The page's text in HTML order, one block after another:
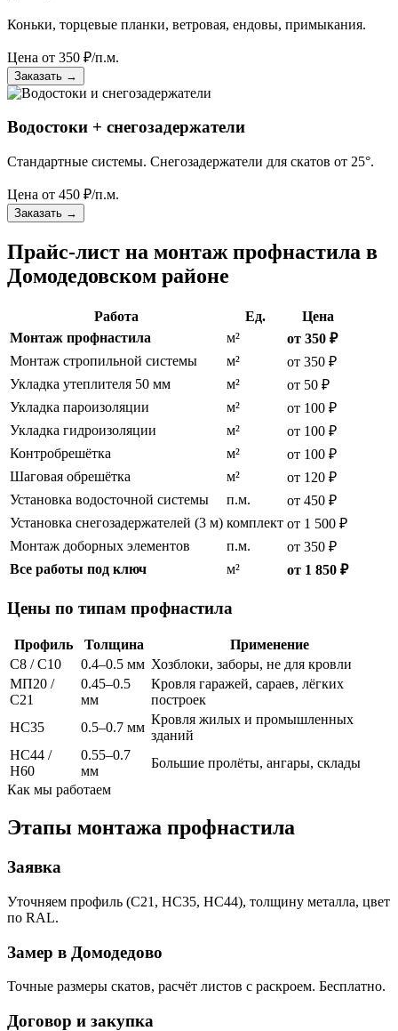
Коньки, торцевые планки, ветровая, ендовы, примыкания.
Цена от 350 ₽/п.м.
Заказать →
Водостоки + снегозадержатели
Стандартные системы. Снегозадержатели для скатов от 25°.
Цена от 450 ₽/п.м.
Заказать →
Прайс-лист на монтаж профнастила в
Домодедовском районе
Работа Ед.
Цена
Монтаж профнастила
м²
от 350 ₽
Монтаж стропильной системы
м²
от 350 ₽
Укладка утеплителя 50 мм
м²
от 50 ₽
Укладка пароизоляции
м²
от 100 ₽
Укладка гидроизоляции
м²
от 100 ₽
Контробрешётка
м²
от 100 ₽
Шаговая обрешётка
м²
от 120 ₽
Установка водосточной системы
п.м.
от 450 ₽
Установка снегозадержателей (3 м) комплект от 1 500 ₽
Монтаж доборных элементов
п.м.
от 350 ₽
Все работы под ключ
м² от 1 850 ₽
Цены по типам профнастила
Профиль Толщина
Применение
С8 / С10
0.4–0.5 мм Хозблоки, заборы, не для кровли
МП20 /
С21
0.45–0.5
мм
Кровля гаражей, сараев, лёгких
построек
НС35
0.5–0.7 мм
Кровля жилых и промышленных
зданий
НС44 /
Н60
0.55–0.7
мм
Большие пролёты, ангары, склады
Как мы работаем
Этапы монтажа профнастила
Заявка
Уточняем профиль (С21, НС35, НС44), толщину металла, цвет
по RAL.
Замер в Домодедово
Точные размеры скатов, расчёт листов с раскроем. Бесплатно.
Договор и закупка